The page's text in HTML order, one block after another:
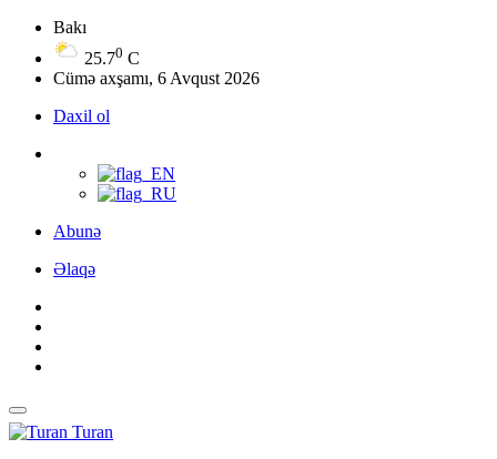
Bakı
25.70 C
Cümə axşamı, 6 Avqust 2026
Daxil ol
Abunə
Əlaqə
Turan